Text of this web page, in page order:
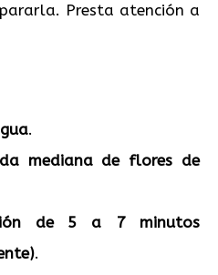
Presta atención a
.
mediana de flores de
de 5 a 7 minutos
.